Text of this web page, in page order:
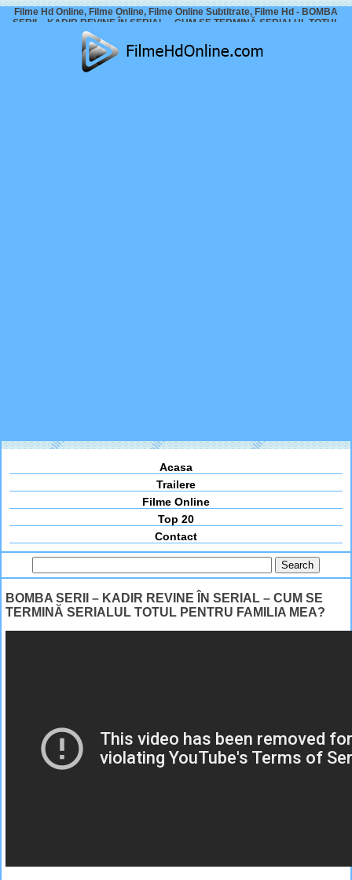
Filme Hd Online, Filme Online, Filme Online Subtitrate, Filme Hd - BOMBA
SERII – KADIR REVINE ÎN SERIAL – CUM SE TERMINĂ SERIALUL TOTUL
Acasa
Trailere
Filme Online
Top 20
Contact
BOMBA SERII – KADIR REVINE ÎN SERIAL – CUM SE
TERMINĂ SERIALUL TOTUL PENTRU FAMILIA MEA?